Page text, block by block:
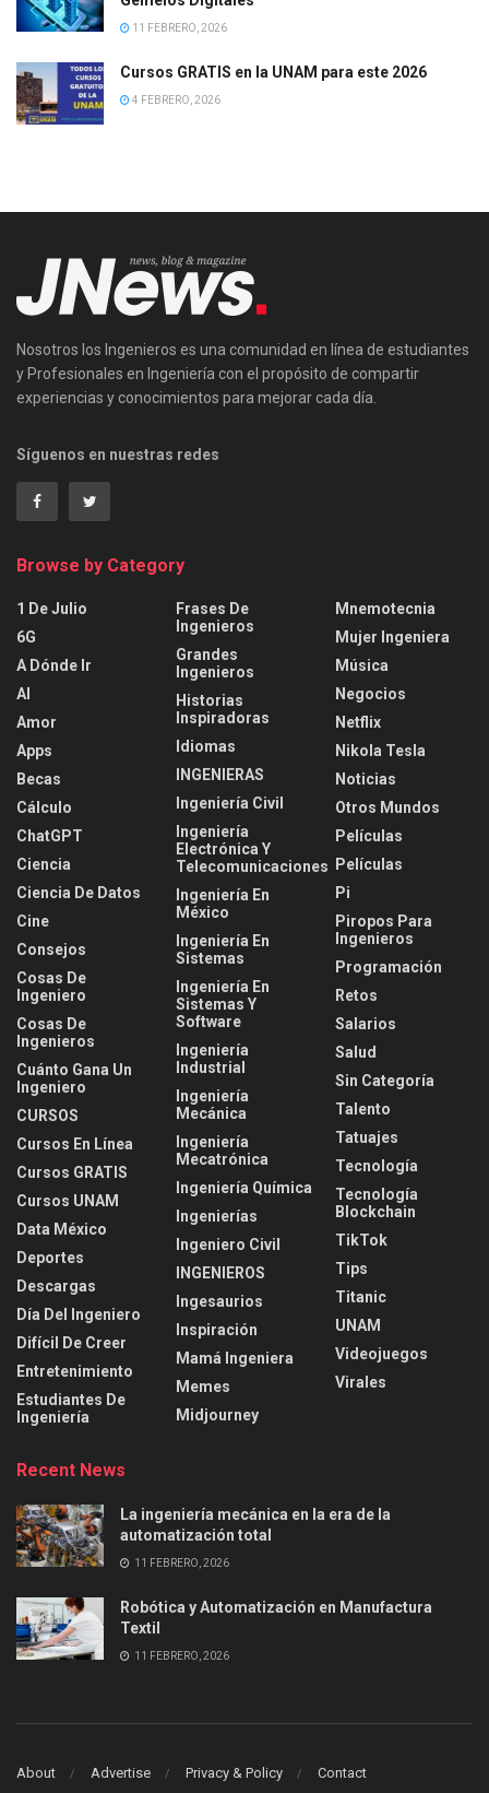
11 FEBRERO, 2026
Cursos GRATIS en la UNAM para este 2026
4 FEBRERO, 2026
Nosotros los Ingenieros es una comunidad en línea de estudiantes
y Profesionales en Ingeniería con el propósito de compartir
experiencias y conocimientos para mejorar cada día.
Síguenos en nuestras redes
Browse by Category
1 De Julio
6G
A Dónde Ir
AI
Amor
Apps
Becas
Cálculo
ChatGPT
Ciencia
Ciencia De Datos
Cine
Consejos
Cosas De
Ingeniero
Cosas De
Ingenieros
Cuánto Gana Un
Ingeniero
CURSOS
Cursos En Línea
Cursos GRATIS
Cursos UNAM
Data México
Deportes
Descargas
Día Del Ingeniero
Difícil De Creer
Entretenimiento
Estudiantes De
Ingeniería
Frases De
Ingenieros
Grandes
Ingenieros
Historias
Inspiradoras
Idiomas
INGENIERAS
Ingeniería Civil
Ingeniería
Electrónica Y
Telecomunicaciones
Ingeniería En
México
Ingeniería En
Sistemas
Ingeniería En
Sistemas Y
Software
Ingeniería
Industrial
Ingeniería
Mecánica
Ingeniería
Mecatrónica
Ingeniería Química
Ingenierías
Ingeniero Civil
INGENIEROS
Ingesaurios
Inspiración
Mamá Ingeniera
Memes
Midjourney
Mnemotecnia
Mujer Ingeniera
Música
Negocios
Netflix
Nikola Tesla
Noticias
Otros Mundos
Películas
Películas
Pi
Piropos Para
Ingenieros
Programación
Retos
Salarios
Salud
Sin Categoría
Talento
Tatuajes
Tecnología
Tecnología
Blockchain
TikTok
Tips
Titanic
UNAM
Videojuegos
Virales
Recent News
La ingeniería mecánica en la era de la
automatización total
11 FEBRERO, 2026
Robótica y Automatización en Manufactura
Textil
11 FEBRERO, 2026
About Advertise Privacy & Policy Contact